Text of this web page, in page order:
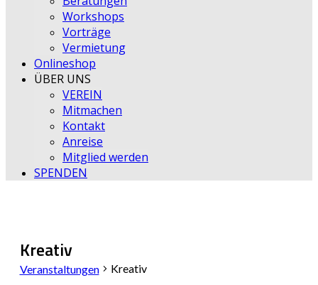
Workshops
Vorträge
Vermietung
Onlineshop
ÜBER UNS
VEREIN
Mitmachen
Kontakt
Anreise
Mitglied werden
SPENDEN
Kreativ
Veranstaltungen Kreativ